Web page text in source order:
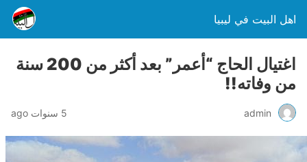
اهل البيت في ليبيا
اغتيال الحاج “أعمر” بعد أكثر من 200 سنة
من وفاته!!
admin 5 سنوات ago